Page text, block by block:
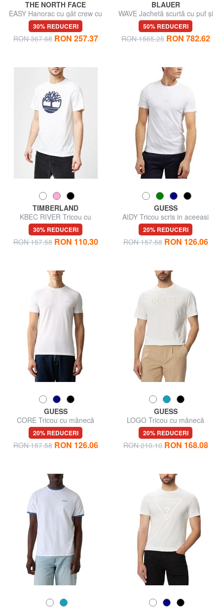
THE NORTH FACE
EASY Hanorac cu gât crew cu
maxi logo
30% REDUCERI
RON 367.68 RON 257.37
BLAUER
WAVE Jachetă scurtă cu puf și
glugă
50% REDUCERI
RON 1565.25 RON 782.62
TIMBERLAND
KBEC RIVER Tricou cu
maneca scurta
30% REDUCERI
RON 157.58 RON 110.30
GUESS
AIDY Tricou scris in aceeasi
culoare
20% REDUCERI
RON 157.58 RON 126.06
GUESS
CORE Tricou cu mânecă
scurtă, slim
20% REDUCERI
RON 157.58 RON 126.06
GUESS
LOGO Tricou cu mânecă
scurtă, bumbac pur
20% REDUCERI
RON 210.10 RON 168.08